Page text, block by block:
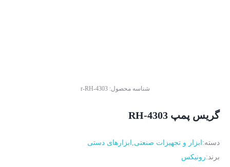
شناسه محصول:r-RH-4303
گریس پمپ RH-4303
دسته: ابزار و تجهیزات صنعتی, ابزارهای دستی
برند:رونیکس